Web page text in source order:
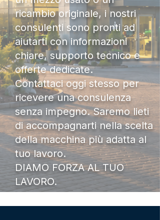
ricambio originale, i nostri
consulenti sono pronti ad
aiutarti con informazioni
chiare, supporto tecnico e
offerte dedicate.
Contattaci oggi stesso per
ricevere una consulenza
senza impegno. Saremo lieti
di accompagnarti nella scelta
della macchina più adatta al
tuo lavoro.
DIAMO FORZA AL TUO
LAVORO.